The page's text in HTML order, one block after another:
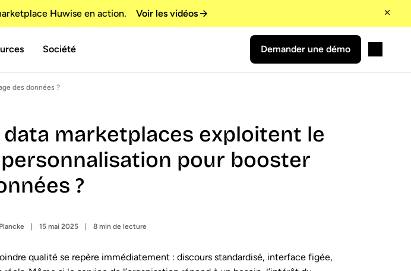
Huwise en action. Voir les vidéos
Société Demander une démo
des données ?
marketplaces exploitent le
pour booster
?
15 mai 2025 8 min de lecture
qualité se repère immédiatement : discours standardisé, interface figée,